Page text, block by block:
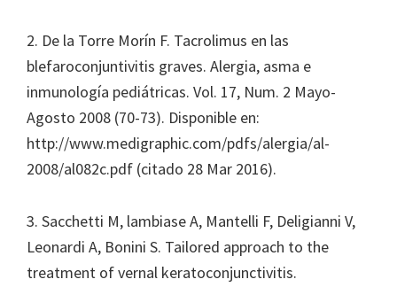
2. De la Torre Morín F. Tacrolimus en las
blefaroconjuntivitis graves. Alergia, asma e
inmunología pediátricas. Vol. 17, Num. 2 Mayo-
Agosto 2008 (70-73). Disponible en:
http://www.medigraphic.com/pdfs/alergia/al-
2008/al082c.pdf (citado 28 Mar 2016).
3. Sacchetti M, lambiase A, Mantelli F, Deligianni V,
Leonardi A, Bonini S. Tailored approach to the
treatment of vernal keratoconjunctivitis.